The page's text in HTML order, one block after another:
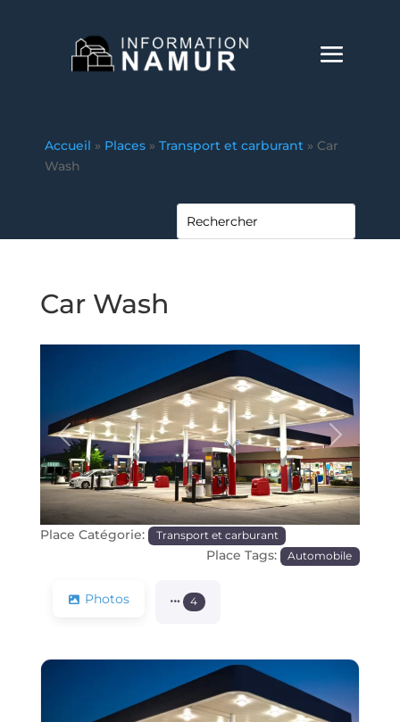
Accueil » Places » Transport et carburant » Car
Wash
Car Wash
Précédente Prochaine
Place Catégorie: Transport et carburant
Place Tags: Automobile
Photos 4